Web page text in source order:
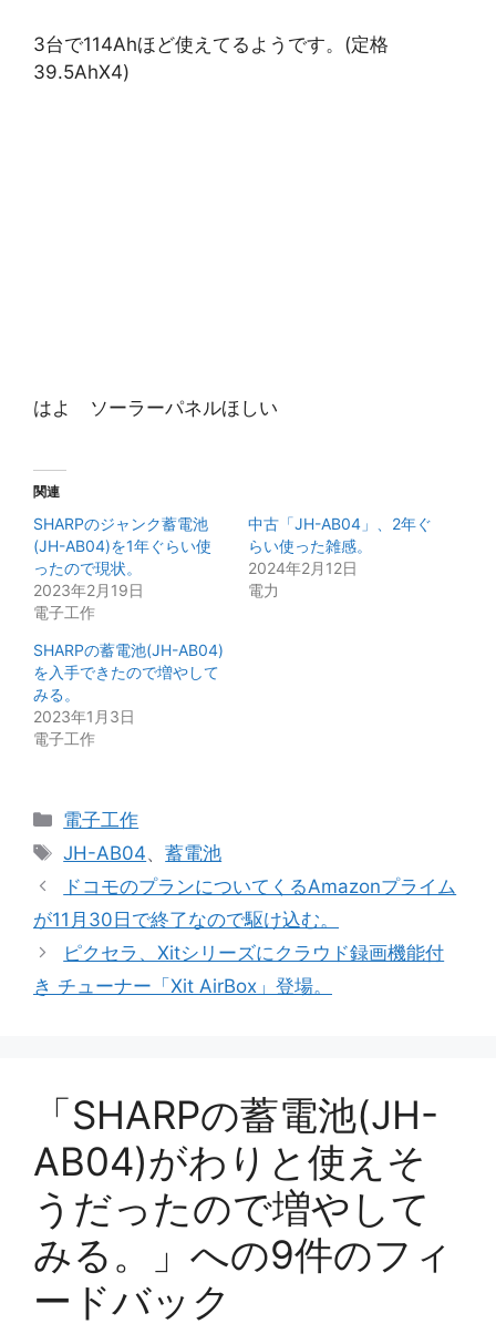
3台で114Ahほど使えてるようです。(定格
39.5AhX4)
はよ ソーラーパネルほしい
関連
SHARPのジャンク蓄電池
(JH-AB04)を1年ぐらい使
ったので現状。
2023年2月19日
電子工作
中古「JH-AB04」、2年ぐ
らい使った雑感。
2024年2月12日
電力
SHARPの蓄電池(JH-AB04)
を入手できたので増やして
みる。
2023年1月3日
電子工作
カ
テ
リ
ー
電子工作
タ
グ
JH-AB04、蓄電池
ドコモのプランについてくるAmazonプライム
が11月30日で終了なので駆け込む。
ピクセラ、Xitシリーズにクラウド録画機能付
き チューナー「Xit AirBox」登場。
「SHARPの蓄電池(JH-
AB04)がわりと使えそ
うだったので増やして
みる。」への9件のフィ
ードバック